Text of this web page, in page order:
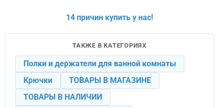
14 причин купить у нас!
ТАКЖЕ В КАТЕГОРИЯХ
Полки и держатели для ванной комнаты
Крючки
ТОВАРЫ В МАГАЗИНЕ
ТОВАРЫ В НАЛИЧИИ